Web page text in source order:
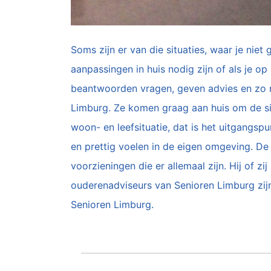
Soms zijn er van die situaties, waar je
aanpassingen in huis nodig zijn of als je
beantwoorden vragen, geven advies en
Limburg. Ze komen graag aan huis om de
woon- en leefsituatie, dat is het
en prettig voelen in de eigen omgeving.
voorzieningen die er allemaal zijn. Hij of
ouderenadviseurs van Senioren Limburg
Senioren Limburg.